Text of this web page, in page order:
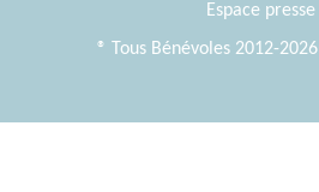
Espace presse
® Tous Bénévoles 2012-2026